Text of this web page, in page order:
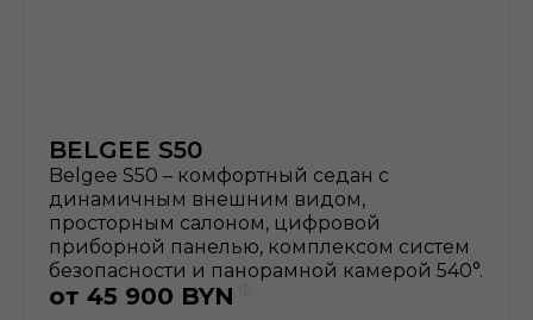
BELGEE S50
Belgee S50 – комфортный седан с
динамичным внешним видом,
просторным салоном, цифровой
приборной панелью, комплексом систем
безопасности и панорамной камерой 540°.
от 45 900 BYN